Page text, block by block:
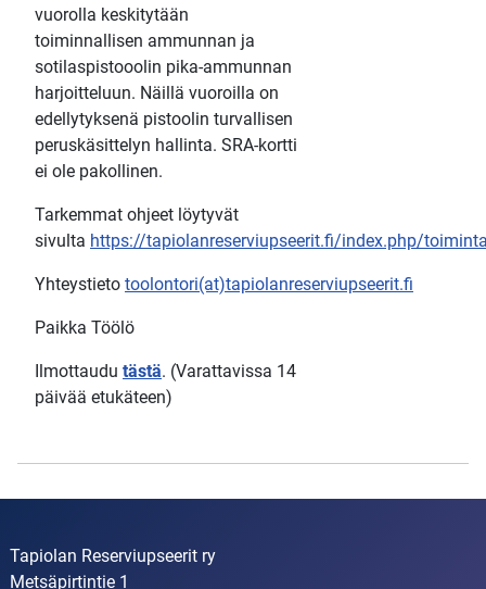
vuorolla keskitytään
toiminnallisen ammunnan ja
sotilaspistooolin pika-ammunnan
harjoitteluun. Näillä vuoroilla on
edellytyksenä pistoolin turvallisen
peruskäsittelyn hallinta. SRA-kortti
ei ole pakollinen.
Tarkemmat ohjeet löytyvät
sivulta https://tapiolanreserviupseerit.fi/index.php/
Yhteystieto toolontori(at)tapiolanreserviupseerit.fi
Paikka Töölö
Ilmottaudu tästä. (Varattavissa 14
päivää etukäteen)
Tapiolan Reserviupseerit ry
Metsäpirtintie 1